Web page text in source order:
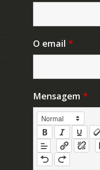
O email *
Mensagem *